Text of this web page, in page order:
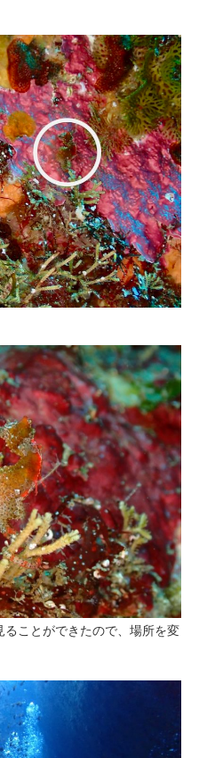
ことができたので、場所を変